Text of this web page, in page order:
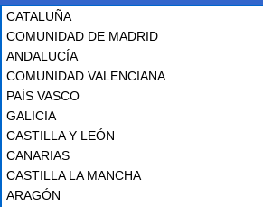
CATALUÑA
COMUNIDAD DE MADRID
ANDALUCÍA
COMUNIDAD VALENCIANA
PAÍS VASCO
GALICIA
CASTILLA Y LEÓN
CANARIAS
CASTILLA LA MANCHA
ARAGÓN